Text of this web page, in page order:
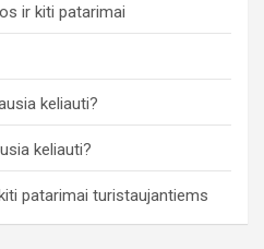
ir kiti patarimai
keliauti?
keliauti?
patarimai turistaujantiems